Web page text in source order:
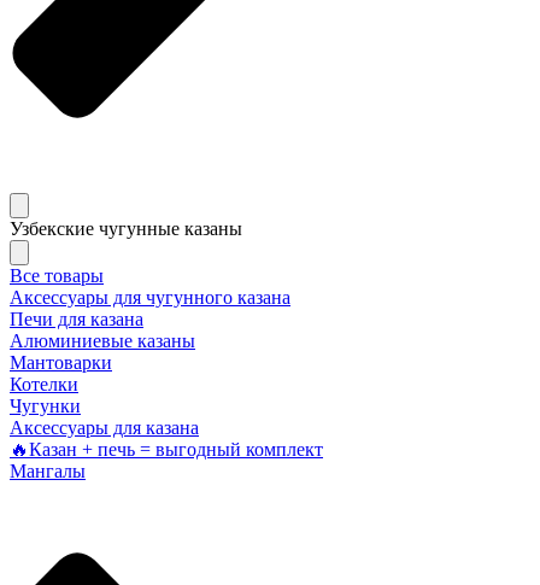
Узбекские чугунные казаны
Все товары
Аксессуары для чугунного казана
Печи для казана
Алюминиевые казаны
Мантоварки
Котелки
Чугунки
Аксессуары для казана
🔥Казан + печь = выгодный комплект
Мангалы